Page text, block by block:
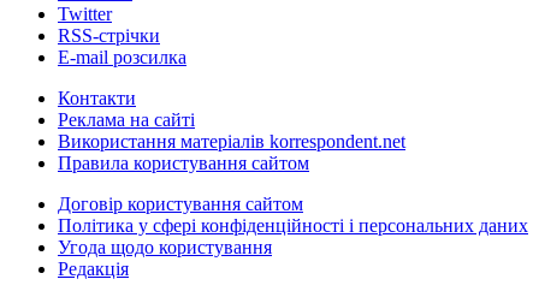
Twitter
RSS-стрічки
E-mail розсилка
Контакти
Реклама на сайті
Використання матеріалів korrespondent.net
Правила користування сайтом
Договір користування сайтом
Політика у сфері конфіденційності і персональних даних
Угода щодо користування
Редакція